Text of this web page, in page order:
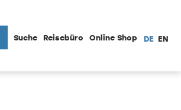
Suche Reisebüro Online Shop DE EN